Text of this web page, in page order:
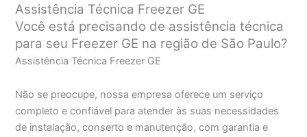
Assistência Técnica Freezer GE
Você está precisando de assistência técnica
para seu Freezer GE na região de São Paulo?
Assistência Técnica Freezer GE
Não se preocupe, nossa empresa oferece um serviço
completo e confiável para atender às suas necessidades
de instalação, conserto e manutenção, com garantia e